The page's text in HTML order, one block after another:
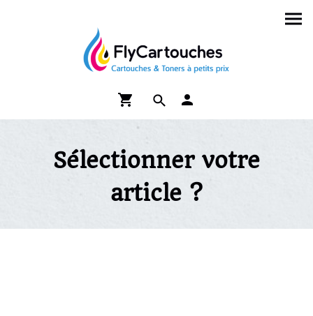
Sélectionner votre
article ?